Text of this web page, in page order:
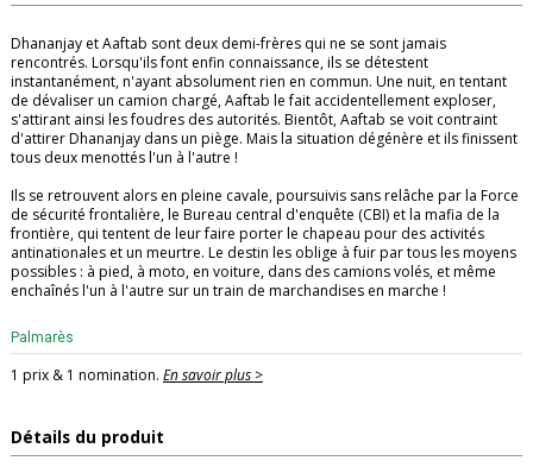
Dhananjay et Aaftab sont deux demi-frères qui ne se sont jamais
rencontrés. Lorsqu'ils font enfin connaissance, ils se détestent
instantanément, n'ayant absolument rien en commun. Une nuit, en tentant
de dévaliser un camion chargé, Aaftab le fait accidentellement exploser,
s'attirant ainsi les foudres des autorités. Bientôt, Aaftab se voit contraint
d'attirer Dhananjay dans un piège. Mais la situation dégénère et ils finissent
tous deux menottés l'un à l'autre !
Ils se retrouvent alors en pleine cavale, poursuivis sans relâche par la Force
de sécurité frontalière, le Bureau central d'enquête (CBI) et la mafia de la
frontière, qui tentent de leur faire porter le chapeau pour des activités
antinationales et un meurtre. Le destin les oblige à fuir par tous les moyens
possibles : à pied, à moto, en voiture, dans des camions volés, et même
enchaînés l'un à l'autre sur un train de marchandises en marche !
Palmarès
1 prix & 1 nomination. En savoir plus >
Détails du produit